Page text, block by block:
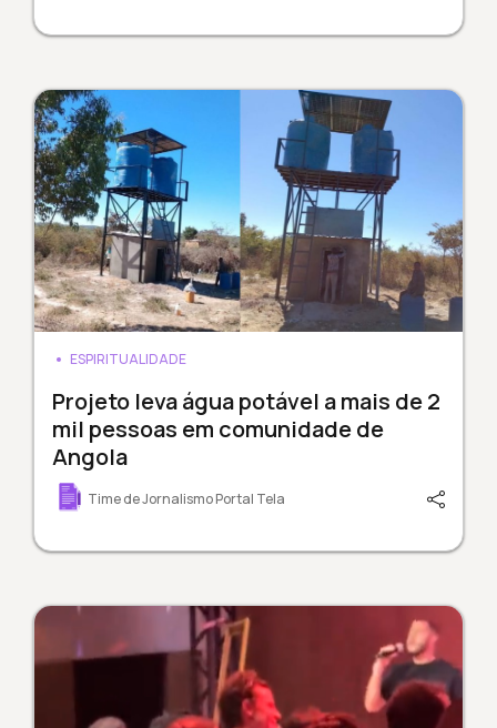
ESPIRITUALIDADE
Projeto leva água potável a mais de 2
mil pessoas em comunidade de
Angola
Time de Jornalismo Portal Tela